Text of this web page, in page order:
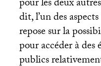
pour les deux
dit, l’un des
repose sur la
pour accéder à des
publics